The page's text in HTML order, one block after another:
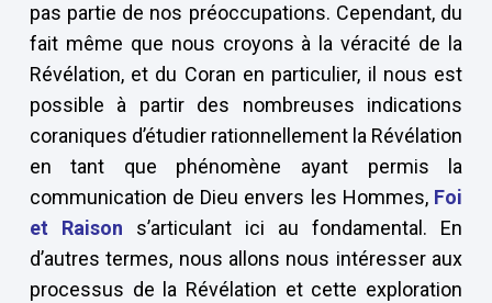
pas partie de nos préoccupations. Cependant, du
fait même que nous croyons à la véracité de la
Révélation, et du Coran en particulier, il nous est
possible à partir des nombreuses indications
coraniques d’étudier rationnellement la Révélation
en tant que phénomène ayant permis la
communication de Dieu envers les Hommes, Foi
et Raison s’articulant ici au fondamental. En
d’autres termes, nous allons nous intéresser aux
processus de la Révélation et cette exploration